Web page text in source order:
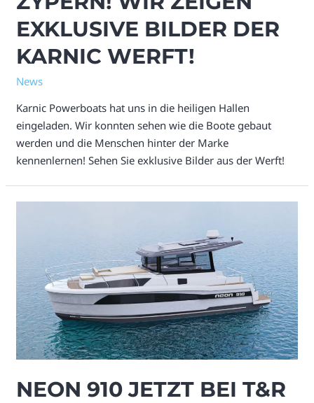
EXKLUSIVE BILDER DER
KARNIC WERFT!
News
Karnic Powerboats hat uns in die heiligen Hallen
eingeladen. Wir konnten sehen wie die Boote gebaut
werden und die Menschen hinter der Marke
kennenlernen! Sehen Sie exklusive Bilder aus der Werft!
NEON 910 JETZT BEI T&R